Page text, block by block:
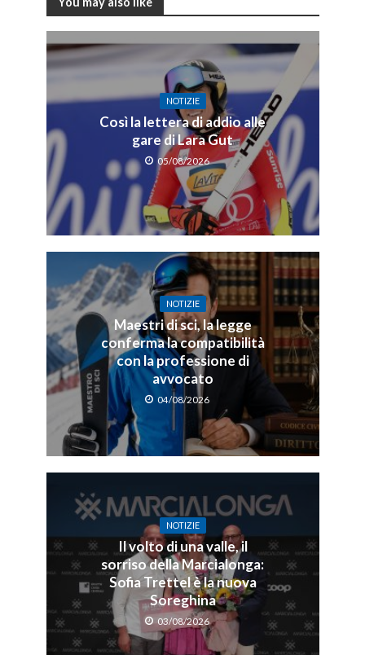
NOTIZIE
Così la lettera di addio alle
gare di Lara Gut
05/08/2026
NOTIZIE
Maestri di sci, la legge
conferma la compatibilità
con la professione di
avvocato
04/08/2026
NOTIZIE
Il volto di una valle, il
sorriso della Marcialonga:
Sofia Trettel è la nuova
Soreghina
03/08/2026